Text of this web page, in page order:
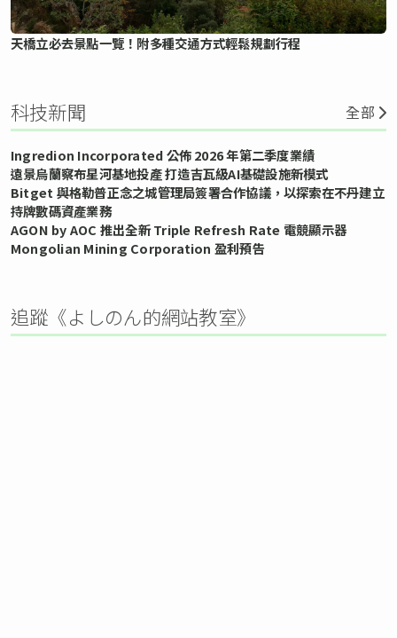
天橋立必去景點一覽！附多種交通方式輕鬆規劃行程
科技新聞 全部
Ingredion Incorporated 公佈 2026 年第二季度業績
遠景烏蘭察布星河基地投產 打造吉瓦級AI基礎設施新模式
Bitget 與格勒普正念之城管理局簽署合作協議，以探索在不丹建立
持牌數碼資產業務
AGON by AOC 推出全新 Triple Refresh Rate 電競顯示器
Mongolian Mining Corporation 盈利預告
追蹤《よしのん的網站教室》